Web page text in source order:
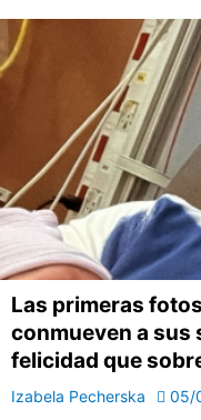
Las primeras
conmueven a sus
felicidad que
Izabela Pecherska 05/